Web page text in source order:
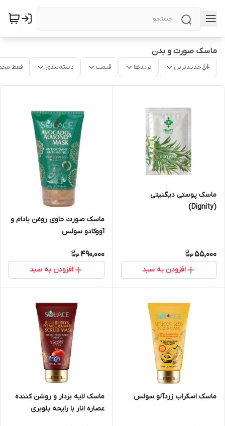
ماسک صورت و بدن
جدیدترین برندها قیمت دسته‌بندی فقط
ماسک پوستی دیگنیتی
(Dignity)
55,000
افزودن به سبد
ماسک صورت حاوی روغن بادام و
آووکادو سولس
490,000
افزودن به سبد
ماسک اسکراب زردآلو سولس
ماسک لایه بردار و روشن کننده
عصاره انار با رایحه بلوبری